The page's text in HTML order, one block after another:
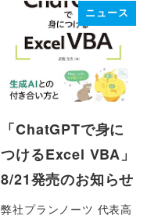
ニュース
「ChatGPTで身に
つけるExcel VBA」
8/21発売のお知らせ
弊社プランノーツ 代表高